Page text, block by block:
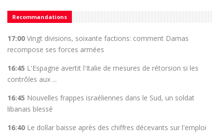
Recommandations
17:00 Vingt divisions, soixante factions: comment Damas
recompose ses forces armées
16:45 L'Espagne avertit l'Italie de mesures de rétorsion si les
contrôles aux ...
16:45 Nouvelles frappes israéliennes dans le Sud, un soldat
libanais blessé
16:40 Le dollar baisse après des chiffres décevants sur l'emploi